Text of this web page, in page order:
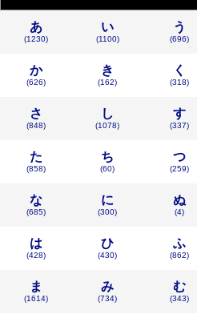
あ
(1230)
い
(1100)
う
(696)
か
(626)
き
(162)
く
(318)
さ
(848)
し
(1078)
す
(337)
た
(858)
ち
(60)
つ
(259)
な
(685)
に
(300)
ぬ
(4)
は
(428)
ひ
(430)
ふ
(862)
ま
(1614)
み
(734)
む
(343)